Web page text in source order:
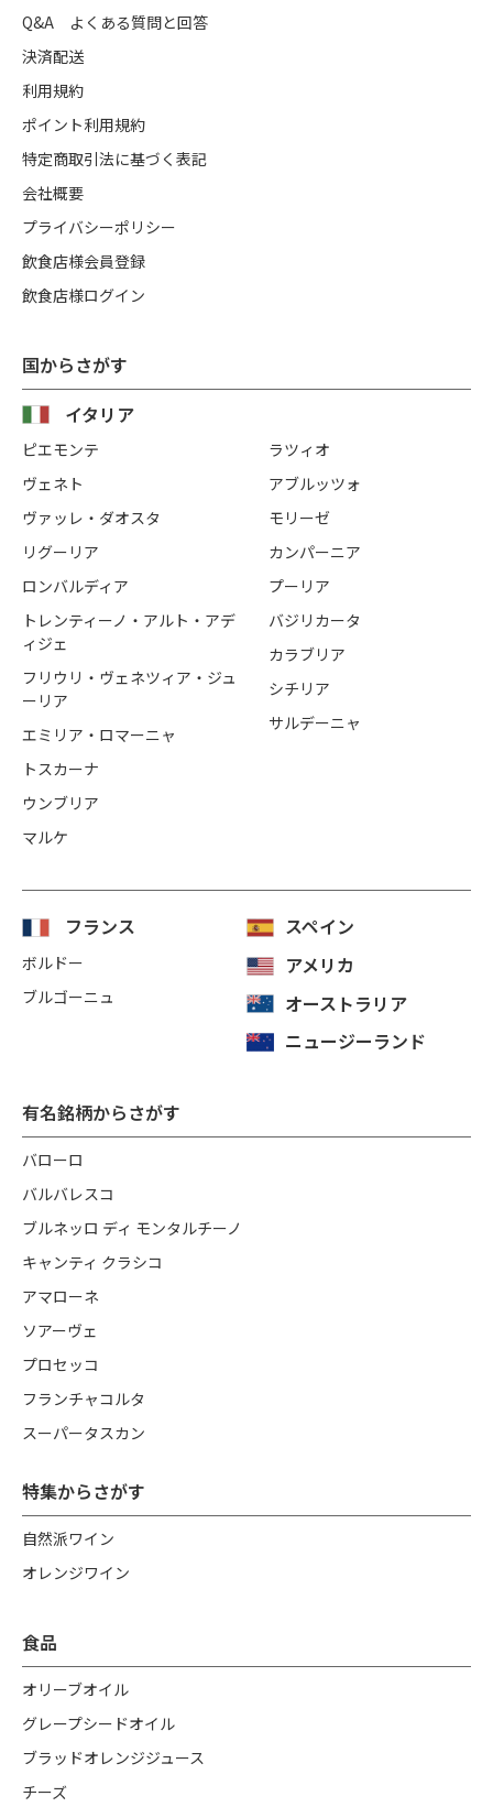
国からさがす
イタリア
ピエモンテ
ヴェネト
ヴァッレ・ダオスタ
リグーリア
ロンバルディア
トレンティーノ・アルト・アデ
ィジェ
フリウリ・ヴェネツィア・ジュ
ーリア
エミリア・ロマーニャ
トスカーナ
ウンブリア
マルケ
ラツィオ
アブルッツォ
モリーゼ
カンパーニア
プーリア
バジリカータ
カラブリア
シチリア
サルデーニャ
フランス
ボルドー
ブルゴーニュ
スペイン
アメリカ
オーストラリア
ニュージーランド
有名銘柄からさがす
バローロ
バルバレスコ
ブルネッロ ディ モンタルチーノ
キャンティ クラシコ
アマローネ
ソアーヴェ
プロセッコ
フランチャコルタ
スーパータスカン
特集からさがす
自然派ワイン
オレンジワイン
食品
オリーブオイル
グレープシードオイル
ブラッドオレンジジュース
チーズ
Q&A よくある質問と回答
決済配送
利用規約
ポイント利用規約
特定商取引法に基づく表記
会社概要
プライバシーポリシー
飲食店様会員登録
飲食店様ログイン